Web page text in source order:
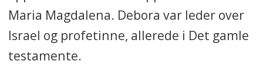
Maria Magdalena. Debora var leder over
Israel og profetinne, allerede i Det gamle
testamente.